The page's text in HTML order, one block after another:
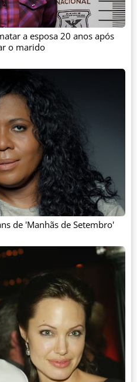
a esposa 20 anos após
o marido
de 'Manhãs de Setembro'